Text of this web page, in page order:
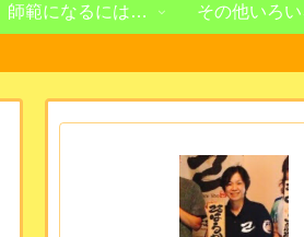
師範になるには… その他いろい